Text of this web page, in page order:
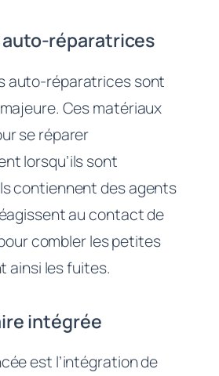
réparatrices
auto-réparatrices sont
Ces matériaux
se réparer
lorsqu’ils sont
contiennent des agents
au contact de
pour combler les petites
ainsi les fuites.
intégrée
est l’intégration de